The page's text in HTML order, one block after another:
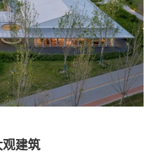
建筑